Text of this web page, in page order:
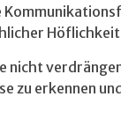
nicht
zu erkennen